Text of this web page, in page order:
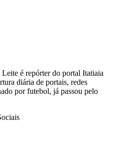
é repórter do portal Itatiaia
diária de portais, redes
por futebol, já passou pelo